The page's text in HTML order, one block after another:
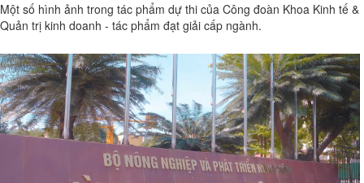
Một số hình ảnh trong tác phẩm dự thi của Công đoàn Khoa Kinh tế &
Quản trị kinh doanh - tác phẩm đạt giải cấp ngành.